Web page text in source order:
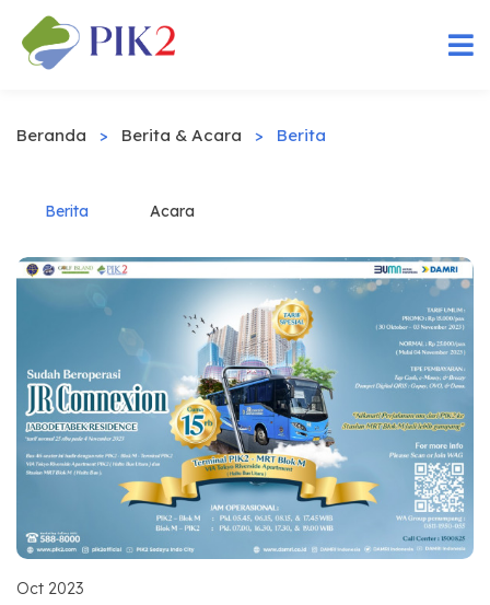
Beranda > Berita & Acara > Berita
Berita Acara
Oct 2023